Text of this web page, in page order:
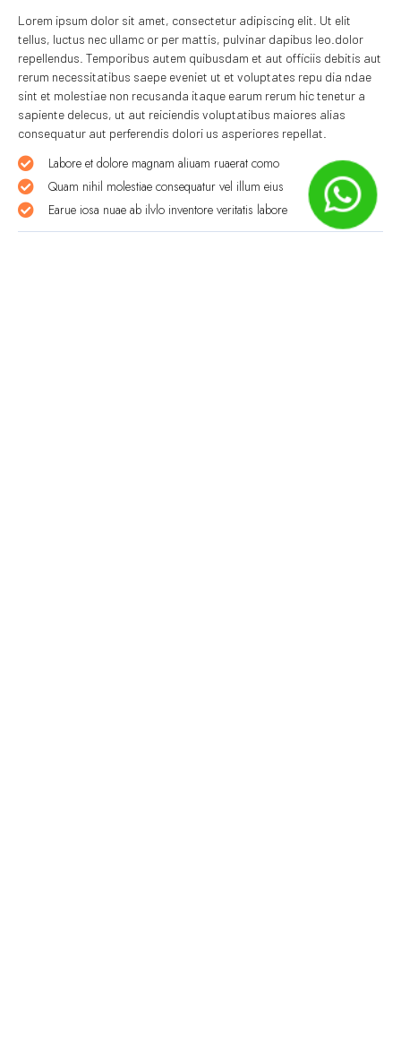
Lorem ipsum dolor sit amet, consectetur adipiscing elit. Ut elit
tellus, luctus nec ullamc or per mattis, pulvinar dapibus leo.dolor
repellendus. Temporibus autem quibusdam et aut officiis debitis aut
rerum necessitatibus saepe eveniet ut et voluptates repu dia ndae
sint et molestiae non recusanda itaque earum rerum hic tenetur a
sapiente delecus, ut aut reiciendis voluptatibus maiores alias
consequatur aut perferendis dolori us asperiores repellat.
Labore et dolore magnam aliuam ruaerat como
Quam nihil molestiae consequatur vel illum eius
Earue iosa nuae ab ilvlo inventore veritatis labore